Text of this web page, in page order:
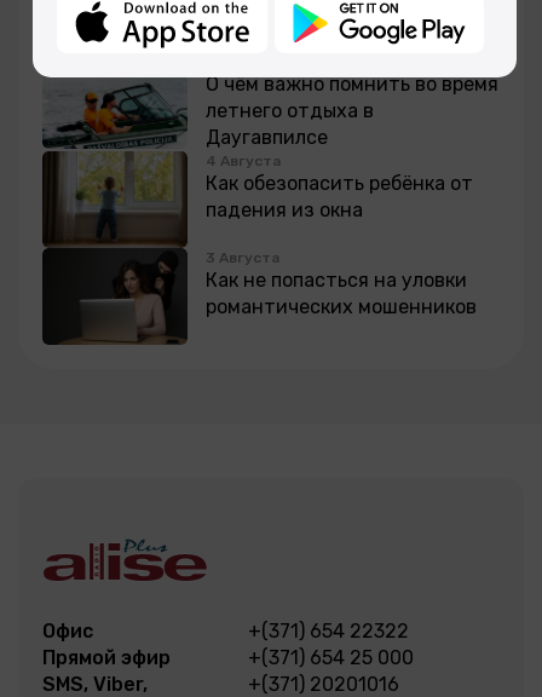
помады
О чём важно помнить во время
летнего отдыха в
Даугавпилсе
4 Августа
Как обезопасить ребёнка от
падения из окна
3 Августа
Как не попасться на уловки
романтических мошенников
Офис
+(371) 654 22322
Прямой эфир
+(371) 654 25 000
SMS, Viber,
+(371) 20201016